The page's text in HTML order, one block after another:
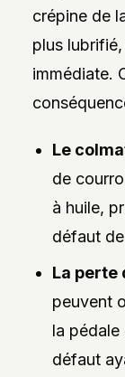
crépine de
plus
immédiate.
Le
de
à huile,
défaut
La perte
peuvent
la
défaut